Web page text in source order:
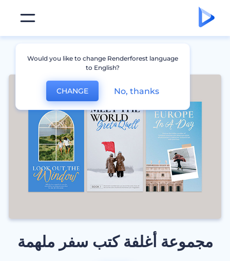
مجموعة أغلفة كتب سفر ملهمة
Would you like to change Renderforest language
to English?
CHANGE No, thanks